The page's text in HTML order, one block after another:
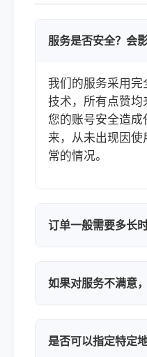
服务是否安全？会
我们的服务采用完
技术，所有点赞均
您的账号安全造成
来，从未出现因使
常的情况。
订单一般需要多长
如果对服务不满意
是否可以指定特定